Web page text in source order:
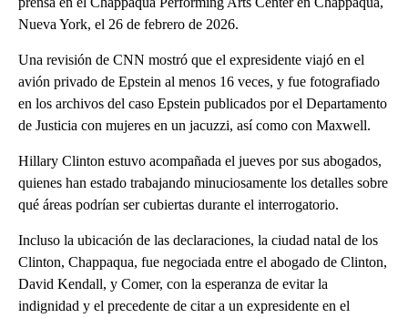
Nueva York, el 26 de febrero de 2026.
Una revisión de CNN mostró que el expresidente viajó en el
avión privado de Epstein al menos 16 veces, y fue fotografiado
en los archivos del caso Epstein publicados por el Departamento
de Justicia con mujeres en un jacuzzi, así como con Maxwell.
Hillary Clinton estuvo acompañada el jueves por sus abogados,
quienes han estado trabajando minuciosamente los detalles sobre
qué áreas podrían ser cubiertas durante el interrogatorio.
Incluso la ubicación de las declaraciones, la ciudad natal de los
Clinton, Chappaqua, fue negociada entre el abogado de Clinton,
David Kendall, y Comer, con la esperanza de evitar la
indignidad y el precedente de citar a un expresidente en el